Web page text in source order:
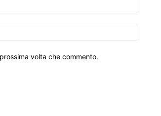
Web:
volta che commento.